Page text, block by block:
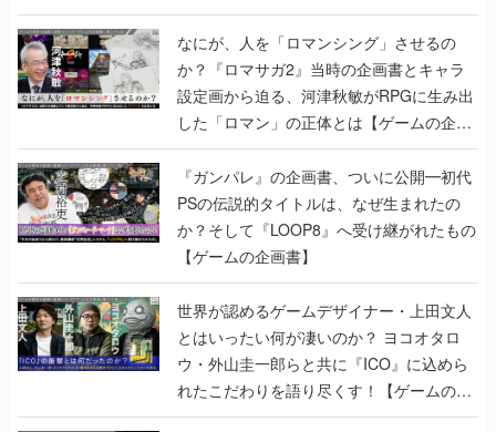
書】
なにが、人を「ロマンシング」させるの
か？『ロマサガ2』当時の企画書とキャラ
設定画から迫る、河津秋敏がRPGに生み出
した「ロマン」の正体とは【ゲームの企画
書】
『ガンパレ』の企画書、ついに公開━初代
PSの伝説的タイトルは、なぜ生まれたの
か？そして『LOOP8』へ受け継がれたもの
【ゲームの企画書】
世界が認めるゲームデザイナー・上田文人
とはいったい何が凄いのか？ ヨコオタロ
ウ・外山圭一郎らと共に『ICO』に込めら
れたこだわりを語り尽くす！【ゲームの企
画書】